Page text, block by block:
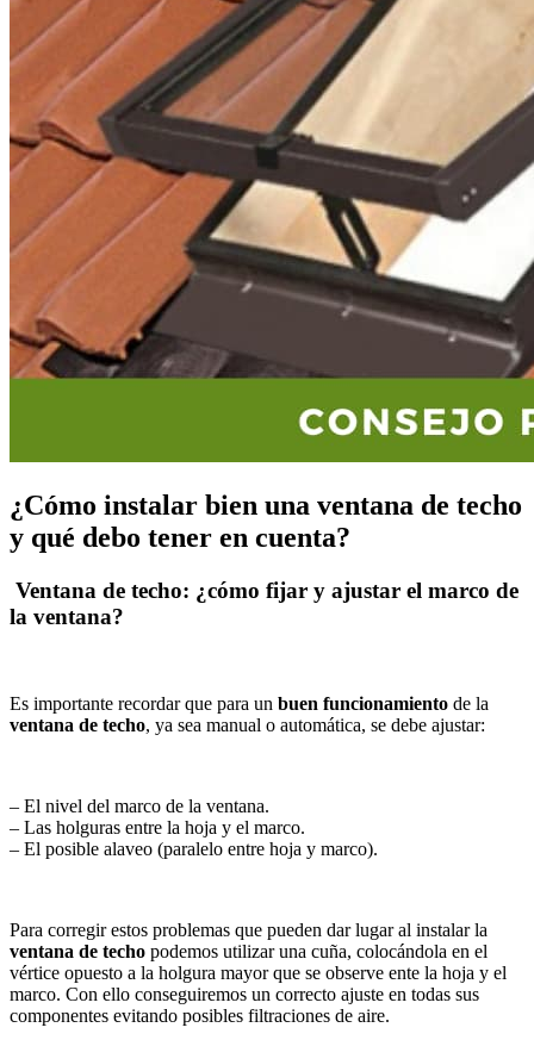
¿Cómo instalar bien una ventana de techo
y qué debo tener en cuenta?
Ventana de techo: ¿cómo fijar y ajustar el marco de
la ventana?
Es importante recordar que para un buen funcionamiento de la
ventana de techo, ya sea manual o automática, se debe ajustar:
– El nivel del marco de la ventana.
– Las holguras entre la hoja y el marco.
– El posible alaveo (paralelo entre hoja y marco).
Para corregir estos problemas que pueden dar lugar al instalar la
ventana de techo podemos utilizar una cuña, colocándola en el
vértice opuesto a la holgura mayor que se observe ente la hoja y el
marco. Con ello conseguiremos un correcto ajuste en todas sus
componentes evitando posibles filtraciones de aire.